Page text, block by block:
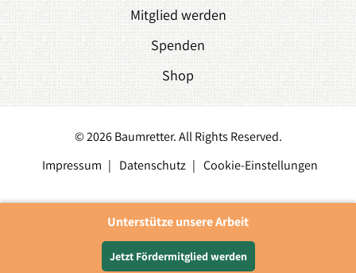
Unterstütze unsere Arbeit
Jetzt Fördermitglied werden
Mitglied werden
Spenden
Shop
Impressum Datenschutz Cookie-Einstellungen
© 2026 Baumretter. All Rights Reserved.